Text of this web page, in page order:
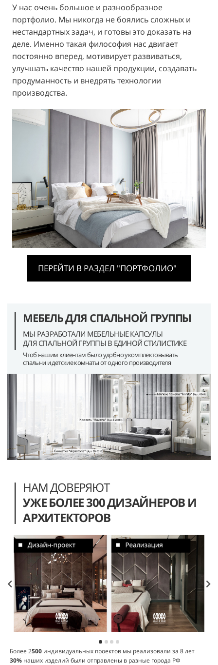
У нас очень большое и разнообразное
портфолио. Мы никогда не боялись сложных и
нестандартных задач, и готовы это доказать на
деле. Именно такая философия нас двигает
постоянно вперед, мотивирует развиваться,
улучшать качество нашей продукции, создавать
продуманность и внедрять технологии
производства.
ПЕРЕЙТИ В РАЗДЕЛ "ПОРТФОЛИО"
МЕБЕЛЬ ДЛЯ СПАЛЬНОЙ ГРУППЫ
МЫ РАЗРАБОТАЛИ МЕБЕЛЬНЫЕ КАПСУЛЫ
ДЛЯ СПАЛЬНОЙ ГРУППЫ В ЕДИНОЙ СТИЛИСТИКЕ
Чтоб нашим клиентам было удобно укомплектовывать
спальни и детские комнаты от одного производителя
НАМ ДОВЕРЯЮТ
УЖЕ БОЛЕЕ 300 ДИЗАЙНЕРОВ И
АРХИТЕКТОРОВ
Более 2500 индивидуальных проектов мы реализовали за 8 лет
30% наших изделий были отправлены в разные города РФ